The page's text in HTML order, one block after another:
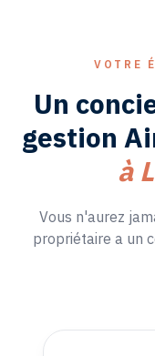
VOTRE
Un
gestion
à
Vous n'aurez
propriétaire a un